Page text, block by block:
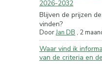
2026-2032
Blijven de prijzen
vinden?
DoorJan DB , 2
Waar vind ik
van de criteria en